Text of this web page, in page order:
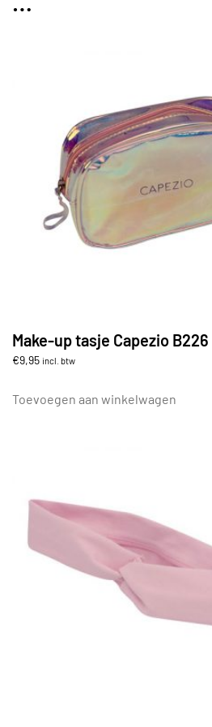
Make-up tasje Capezio B226
€9,95 incl. btw
Toevoegen aan winkelwagen